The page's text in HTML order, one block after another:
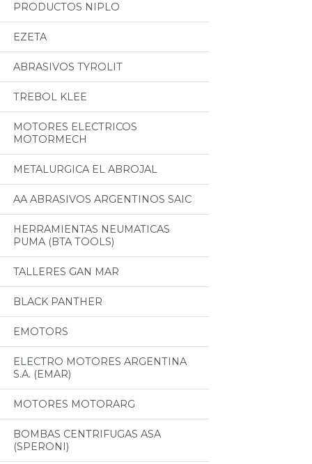
PRODUCTOS NIPLO
EZETA
ABRASIVOS TYROLIT
TREBOL KLEE
MOTORES ELECTRICOS
MOTORMECH
METALURGICA EL ABROJAL
AA ABRASIVOS ARGENTINOS SAIC
HERRAMIENTAS NEUMATICAS
PUMA (BTA TOOLS)
TALLERES GAN MAR
BLACK PANTHER
EMOTORS
ELECTRO MOTORES ARGENTINA
S.A. (EMAR)
MOTORES MOTORARG
BOMBAS CENTRIFUGAS ASA
(SPERONI)